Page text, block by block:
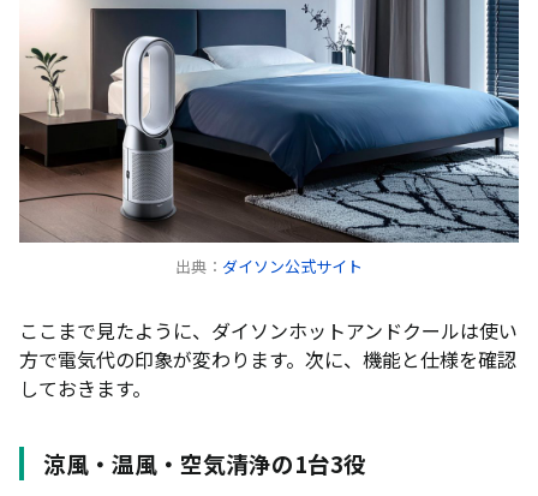
出典： ダイソン公式サイト
ここまで見たように、ダイソンホットアンドクールは使い
方で電気代の印象が変わります。次に、機能と仕様を確認
しておきます。
涼風・温風・空気清浄の1台3役